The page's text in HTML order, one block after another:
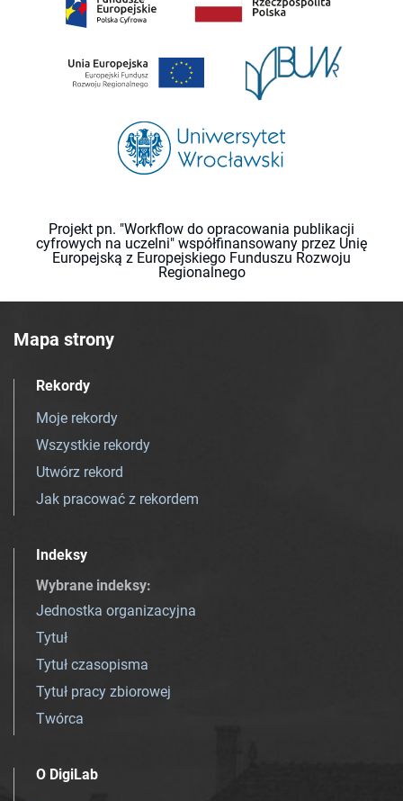
Projekt pn. "Workflow do opracowania publikacji
cyfrowych na uczelni" współfinansowany przez Unię
Europejską z Europejskiego Funduszu Rozwoju
Regionalnego
Mapa strony
Rekordy
Moje rekordy
Wszystkie rekordy
Utwórz rekord
Jak pracować z rekordem
Indeksy
Wybrane indeksy:
Jednostka organizacyjna
Tytuł
Tytuł czasopisma
Tytuł pracy zbiorowej
Twórca
O DigiLab